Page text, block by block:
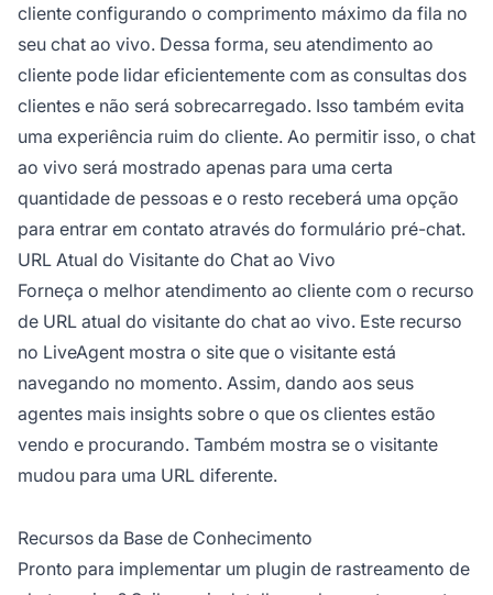
cliente configurando o comprimento máximo da fila no
seu chat ao vivo. Dessa forma, seu atendimento ao
cliente pode lidar eficientemente com as consultas dos
clientes e não será sobrecarregado. Isso também evita
uma experiência ruim do cliente. Ao permitir isso, o chat
ao vivo será mostrado apenas para uma certa
quantidade de pessoas e o resto receberá uma opção
para entrar em contato através do formulário pré-chat.
URL Atual do Visitante do Chat ao Vivo
Forneça o melhor atendimento ao cliente com o recurso
de URL atual do visitante do chat ao vivo. Este recurso
no LiveAgent mostra o site que o visitante está
navegando no momento. Assim, dando aos seus
agentes mais insights sobre o que os clientes estão
vendo e procurando. Também mostra se o visitante
mudou para uma URL diferente.
Recursos da Base de Conhecimento
Pronto para implementar um plugin de rastreamento de